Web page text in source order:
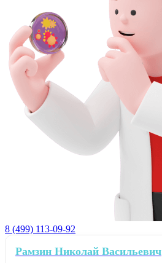
8 (499) 113-09-92
Рамзин Николай Васильевич